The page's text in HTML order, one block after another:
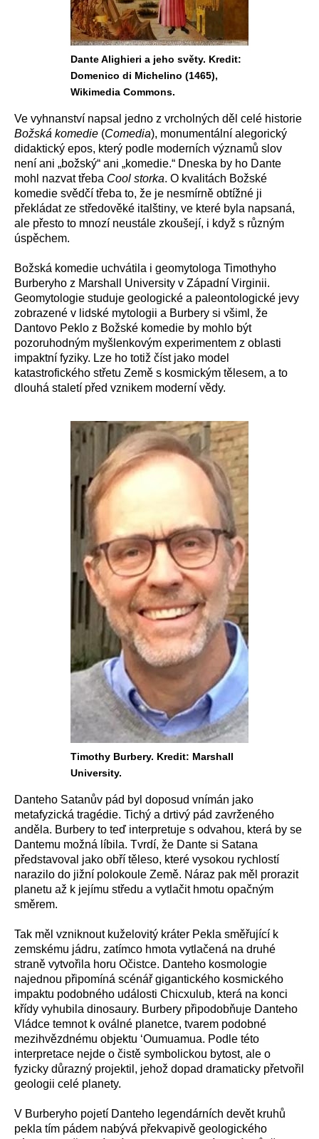
Dante Alighieri a jeho světy. Kredit:
Domenico di Michelino (1465),
Wikimedia Commons.
Ve vyhnanství napsal jedno z vrcholných děl celé historie
Božská komedie (Comedia), monumentální alegorický
didaktický epos, který podle moderních významů slov
není ani „božský“ ani „komedie.“ Dneska by ho Dante
mohl nazvat třeba Cool storka. O kvalitách Božské
komedie svědčí třeba to, že je nesmírně obtížné ji
překládat ze středověké italštiny, ve které byla napsaná,
ale přesto to mnozí neustále zkoušejí, i když s různým
úspěchem.
Božská komedie uchvátila i geomytologa Timothyho
Burberyho z Marshall University v Západní Virginii.
Geomytologie studuje geologické a paleontologické jevy
zobrazené v lidské mytologii a Burbery si všiml, že
Dantovo Peklo z Božské komedie by mohlo být
pozoruhodným myšlenkovým experimentem z oblasti
impaktní fyziky. Lze ho totiž číst jako model
katastrofického střetu Země s kosmickým tělesem, a to
dlouhá staletí před vznikem moderní vědy.
Timothy Burbery. Kredit: Marshall
University.
Danteho Satanův pád byl doposud vnímán jako
metafyzická tragédie. Tichý a drtivý pád zavrženého
anděla. Burbery to teď interpretuje s odvahou, která by se
Dantemu možná líbila. Tvrdí, že Dante si Satana
představoval jako obří těleso, které vysokou rychlostí
narazilo do jižní polokoule Země. Náraz pak měl prorazit
planetu až k jejímu středu a vytlačit hmotu opačným
směrem.
Tak měl vzniknout kuželovitý kráter Pekla směřující k
zemskému jádru, zatímco hmota vytlačená na druhé
straně vytvořila horu Očistce. Danteho kosmologie
najednou připomíná scénář gigantického kosmického
impaktu podobného události Chicxulub, která na konci
křídy vyhubila dinosaury. Burbery připodobňuje Danteho
Vládce temnot k oválné planetce, tvarem podobné
mezihvězdnému objektu ʻOumuamua. Podle této
interpretace nejde o čistě symbolickou bytost, ale o
fyzicky důrazný projektil, jehož dopad dramaticky přetvořil
geologii celé planety.
V Burberyho pojetí Danteho legendárních devět kruhů
pekla tím pádem nabývá překvapivě geologického